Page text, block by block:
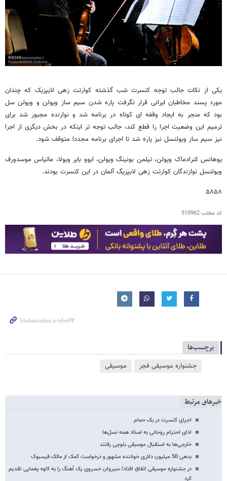
یکی از نکات جالب توجه کنسرت شب گذشته کوارتت زهی لایپزیک که چندان
مورد پسند مخاطبان ایرانی قرار نگرفت پاره شدن سیم ساز ویولن و ویولن سل
بود که منجر به ایجاد وقفه ای کوتاه در برنامه شد و نوازنده مجبور شد برای
ترمیم این وضعیت اجرا را قطع کند، جالب توجه تر اینکه در بخش دیگری از اجرا
نیز سیم ساز ویولنسل نیز پاره شد تا اجرای برنامه مجددا متوقف شود.
یوهانس کنرادماک ویولن، تیلمن بونینگ ویولن، ایوو بایر ویولا، ماتیاس موسدورف
ویولنسل نوازندگان کوارتت زهی لایپزیگ آلمان در این کنسرت بودند.
۵۸۵۸
کد مطلب510962
برچسب‌ها
جشنواره موسیقی فجر موسیقی
خبرهای مرتبط
اجرای کنسرت در یک حمام
ادای احترام روحانی به استاد همه نسل‌ها
خارجی‌ها به استقبال موسیقی بلوچی رفتند
بدهی 50 میلیون دلاری خواننده مشهور و درخواست کمک از مالک فیسبوک
در جشنواره موسیقی اتفاق افتاد/ سیروان خسروی یک آهنگ را به کاوه یغمایی تقدیم
کرد